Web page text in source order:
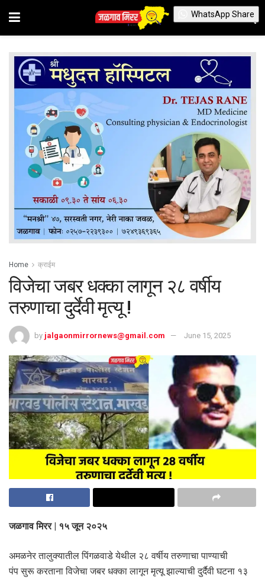
Home क्राईम
विजेचा जबर धक्का लागून २८ वर्षीय
तरुणाचा दुर्देवी मृत्यू !
by jalgaonmirrornews@gmail.com June 15, 2025
जळगाव मिरर | १५ जून २०२५
अमळनेर तालुक्यातील पिंगळवाडे येथील २८ वर्षीय तरुणाचा पाण्याची
पंप सुरू करताना विजेचा जबर धक्का लागून मृत्यू झाल्याची दुर्दैवी घटना १३
WhatsApp Share